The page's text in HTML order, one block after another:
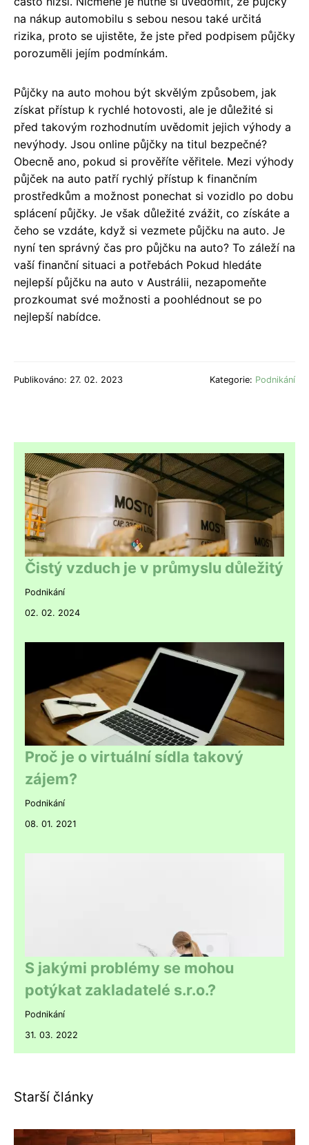
na nákup automobilu s sebou nesou také určitá
rizika, proto se ujistěte, že jste před podpisem půjčky
porozuměli jejím podmínkám.
Půjčky na auto mohou být skvělým způsobem, jak
získat přístup k rychlé hotovosti, ale je důležité si
před takovým rozhodnutím uvědomit jejich výhody a
nevýhody. Jsou online půjčky na titul bezpečné?
Obecně ano, pokud si prověříte věřitele. Mezi výhody
půjček na auto patří rychlý přístup k finančním
prostředkům a možnost ponechat si vozidlo po dobu
splácení půjčky. Je však důležité zvážit, co získáte a
čeho se vzdáte, když si vezmete půjčku na auto. Je
nyní ten správný čas pro půjčku na auto? To záleží na
vaší finanční situaci a potřebách Pokud hledáte
nejlepší půjčku na auto v Austrálii, nezapomeňte
prozkoumat své možnosti a poohlédnout se po
nejlepší nabídce.
Publikováno: 27. 02. 2023 Kategorie: Podnikání
Čistý vzduch je v průmyslu důležitý
Podnikání
02. 02. 2024
Proč je o virtuální sídla takový
zájem?
Podnikání
08. 01. 2021
S jakými problémy se mohou
potýkat zakladatelé s.r.o.?
Podnikání
31. 03. 2022
Starší články